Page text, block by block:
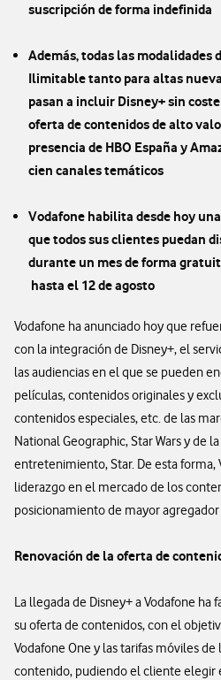
suscripción de forma indefinida
Además, todas las modalidades
Ilimitable tanto para altas
pasan a incluir Disney+ sin
oferta de contenidos de alto
presencia de HBO España y
cien canales temáticos
Vodafone habilita desde hoy
que todos sus clientes puedan
durante un mes de forma
hasta el 12 de agosto
Vodafone ha anunciado hoy que
con la integración de Disney+, el
las audiencias en el que se pueden
películas, contenidos originales y
contenidos especiales, etc. de las
National Geographic, Star Wars y de
entretenimiento, Star. De esta forma,
liderazgo en el mercado de los
posicionamiento de mayor agregador
Renovación de la oferta de
La llegada de Disney+ a Vodafone ha
su oferta de contenidos, con el
Vodafone One y las tarifas móviles
contenido, pudiendo el cliente elegir